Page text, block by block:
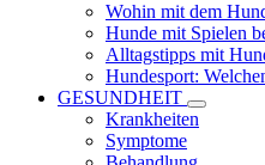
Wohin mit dem
Hunde mit Spielen
Alltagstipps mit
Hundesport:
GESUNDHEIT
Krankheiten
Symptome